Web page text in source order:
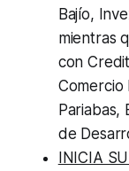
Bajío,
mientras
con
Comercio
Pariabas,
de
INICIA